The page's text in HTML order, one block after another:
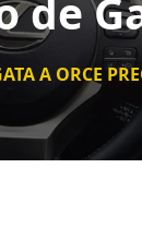
de
A ORCE